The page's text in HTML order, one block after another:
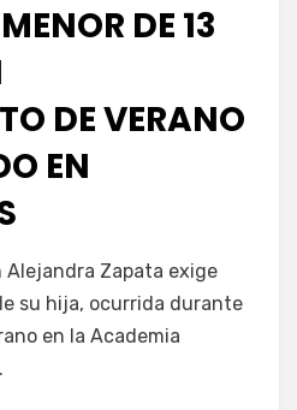
DE 13
DE VERANO
EN
Alejandra Zapata exige
su hija, ocurrida durante
en la Academia